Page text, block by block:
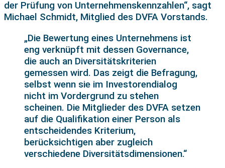
der Prüfung von Unternehmenskennzahlen“, sagt
Michael Schmidt, Mitglied des DVFA Vorstands.
„Die Bewertung eines Unternehmens ist
eng verknüpft mit dessen Governance,
die auch an Diversitätskriterien
gemessen wird. Das zeigt die Befragung,
selbst wenn sie im Investorendialog
nicht im Vordergrund zu stehen
scheinen. Die Mitglieder des DVFA setzen
auf die Qualifikation einer Person als
entscheidendes Kriterium,
berücksichtigen aber zugleich
verschiedene Diversitätsdimensionen.“